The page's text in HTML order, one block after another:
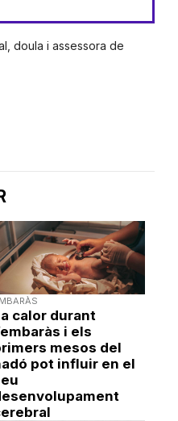
doula i assessora de
calor durant
i els
mesos del
pot influir en el